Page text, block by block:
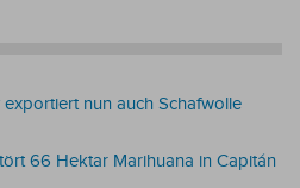
exportiert nun auch Schafwolle
66 Hektar Marihuana in Capitán